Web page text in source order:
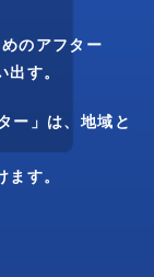
のアフター
出す。
ー」 は、 地域と
ます。